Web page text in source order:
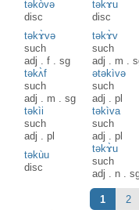
təkòvə
disc
təkɤ̀u
disc
təkɤ̀və
such
adj .f .sg
təkɤ̀v
such
adj . m .
təkʌ̀f
such
adj . m .sg
ətəkìvə
such
adj .pl
təkìi
such
adj .pl
təkìva
such
adj .pl
təkùu
disc
təkɤ̀u
such
adj . n .
1 2